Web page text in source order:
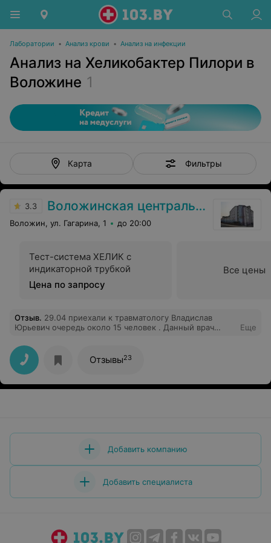
Лаборатории • Анализ крови • Анализ на инфекции
Анализ на Хеликобактер Пилори в
Воложине 1
Карта Фильтры
3.3 Воложинская центральная районная больница
Воложин, ул. Гагарина, 1 до 20:00
Тест-система ХЕЛИК с
индикаторной трубкой
Цена по запросу
Все цены
Отзыв. 29.04 приехали к травматологу Владислав
Юрьевич очередь около 15 человек . Данный врач
Совещание у них уже идёт около 40 минут! А по
окончанию совещания он просто уйдет на обед !
ПРИМИТЕ ПОЖАЛУЙСТА МЕРЫ !!!!
Еще
Отзывы23
Добавить компанию
Добавить специалиста